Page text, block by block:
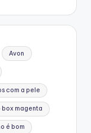
Avon
com a pele
box magenta
é bom